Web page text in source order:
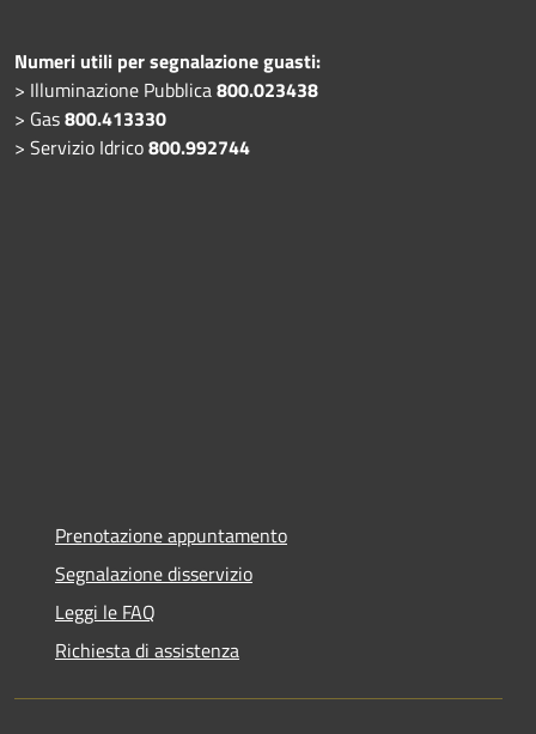
Numeri utili per segnalazione guasti:
> Illuminazione Pubblica800.023438
> Gas800.413330
> Servizio Idrico800.992744
Prenotazione appuntamento
Segnalazione disservizio
Leggi le FAQ
Richiesta di assistenza